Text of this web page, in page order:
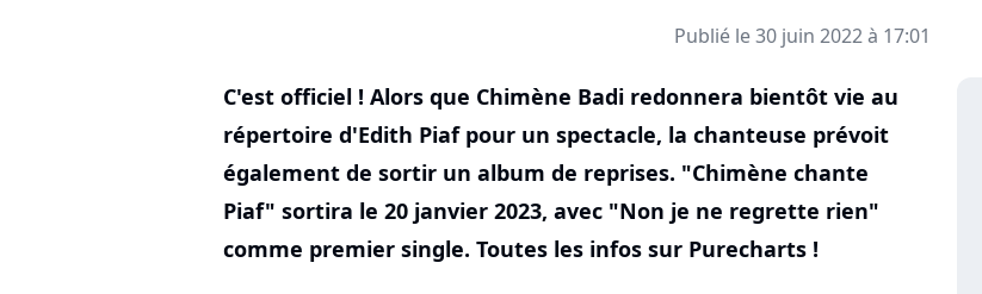
Publié le 30 juin 2022 à 17:01
C'est officiel ! Alors que Chimène Badi redonnera bientôt vie au
répertoire d'Edith Piaf pour un spectacle, la chanteuse prévoit
également de sortir un album de reprises. "Chimène chante
Piaf" sortira le 20 janvier 2023, avec "Non je ne regrette rien"
comme premier single. Toutes les infos sur Purecharts !